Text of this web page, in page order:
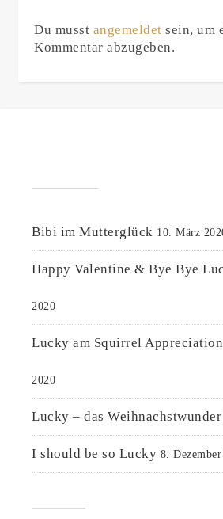
Du musst angemeldet sein, um
Kommentar abzugeben.
Bibi im Mutterglück 10. März
Happy Valentine & Bye Bye
2020
Lucky am Squirrel
2020
Lucky – das Weihnachstwunder
I should be so Lucky 8.